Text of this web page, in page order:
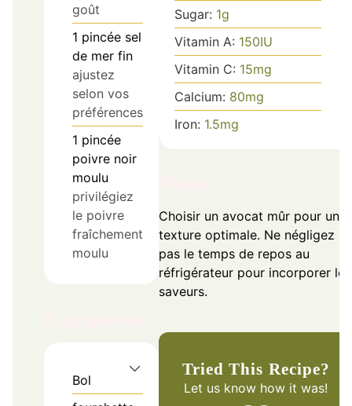
goût
1 pincée sel
de mer fin
ajustez
selon vos
préférences
1 pincée
poivre noir
moulu
privilégiez
le poivre
fraîchement
moulu
Bol
Sugar: 1g
Vitamin A: 150IU
Vitamin C: 15mg
Calcium: 80mg
Iron: 1.5mg
Choisir un avocat mûr pour une
texture optimale. Ne négligez
pas le temps de repos au
réfrigérateur pour incorporer les
saveurs.
Tried This Recipe?
Let us know how it was!